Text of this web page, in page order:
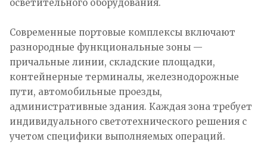
осветительного оборудования.
Современные портовые комплексы включают
разнородные функциональные зоны —
причальные линии, складские площадки,
контейнерные терминалы, железнодорожные
пути, автомобильные проезды,
административные здания. Каждая зона требует
индивидуального светотехнического решения с
учетом специфики выполняемых операций.